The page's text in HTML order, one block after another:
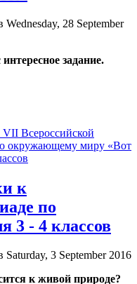
Wednesday, 28 September
задание.
VII Всероссийской
окружающему миру «Вот
к
по
3 - 4 классов
Saturday, 3 September 2016
к живой природе?